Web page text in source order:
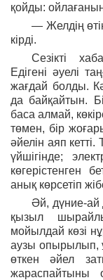
қойды:
— Желдің
кірді.
Сезікті
Едігені әуелі
жағдай болды.
да байқайтын.
баса алмай,
төмен, бір
әйелін аяп
үйшігінде;
көгерістенген
анық көрсетіп
Әй, дүние-ай
қызыл
мойылдай көзі
аузы опырылып,
өткен әйел
жараспайтыны